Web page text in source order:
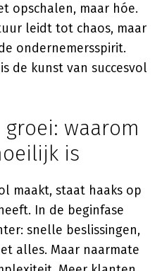
opschalen, maar hóe.
leidt tot chaos, maar
ondernemersspirit.
de kunst van succesvol
groei: waarom
is
maakt, staat haaks op
In de beginfase
snelle beslissingen,
alles. Maar naarmate